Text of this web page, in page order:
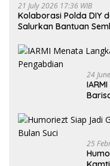
21 July 2026 17:36 WIB
Kolaborasi Polda DIY
Salurkan Bantuan
24
25